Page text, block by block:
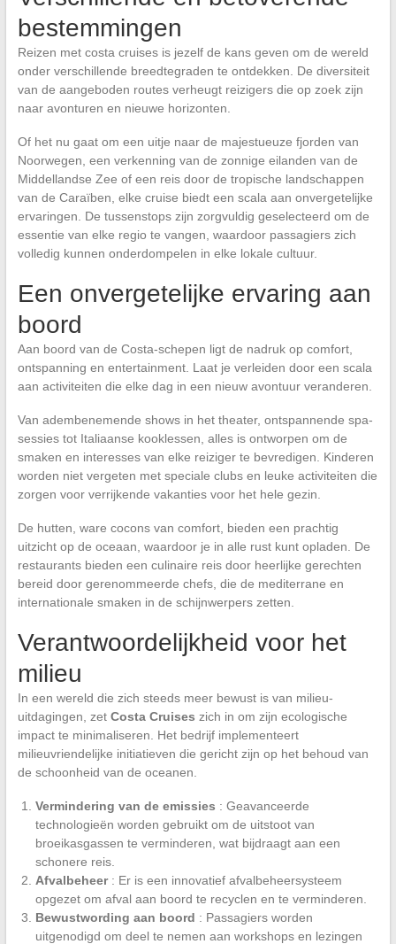
bestemmingen
Reizen met costa cruises is jezelf de kans geven om de wereld
onder verschillende breedtegraden te ontdekken. De diversiteit
van de aangeboden routes verheugt reizigers die op zoek zijn
naar avonturen en nieuwe horizonten.
Of het nu gaat om een uitje naar de majestueuze fjorden van
Noorwegen, een verkenning van de zonnige eilanden van de
Middellandse Zee of een reis door de tropische landschappen
van de Caraïben, elke cruise biedt een scala aan onvergetelijke
ervaringen. De tussenstops zijn zorgvuldig geselecteerd om de
essentie van elke regio te vangen, waardoor passagiers zich
volledig kunnen onderdompelen in elke lokale cultuur.
Een onvergetelijke ervaring aan
boord
Aan boord van de Costa-schepen ligt de nadruk op comfort,
ontspanning en entertainment. Laat je verleiden door een scala
aan activiteiten die elke dag in een nieuw avontuur veranderen.
Van adembenemende shows in het theater, ontspannende spa-
sessies tot Italiaanse kooklessen, alles is ontworpen om de
smaken en interesses van elke reiziger te bevredigen. Kinderen
worden niet vergeten met speciale clubs en leuke activiteiten die
zorgen voor verrijkende vakanties voor het hele gezin.
De hutten, ware cocons van comfort, bieden een prachtig
uitzicht op de oceaan, waardoor je in alle rust kunt opladen. De
restaurants bieden een culinaire reis door heerlijke gerechten
bereid door gerenommeerde chefs, die de mediterrane en
internationale smaken in de schijnwerpers zetten.
Verantwoordelijkheid voor het
milieu
In een wereld die zich steeds meer bewust is van milieu-
uitdagingen, zet Costa Cruises zich in om zijn ecologische
impact te minimaliseren. Het bedrijf implementeert
milieuvriendelijke initiatieven die gericht zijn op het behoud van
de schoonheid van de oceanen.
Vermindering van de emissies : Geavanceerde
technologieën worden gebruikt om de uitstoot van
broeikasgassen te verminderen, wat bijdraagt aan een
schonere reis.
Afvalbeheer: Er is een innovatief afvalbeheersysteem
opgezet om afval aan boord te recyclen en te verminderen.
Bewustwording aan boord : Passagiers worden
uitgenodigd om deel te nemen aan workshops en lezingen